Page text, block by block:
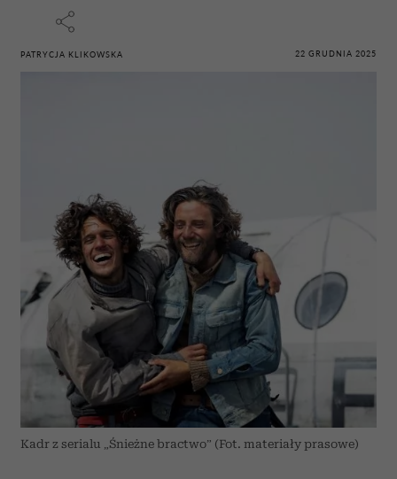
PATRYCJA KLIKOWSKA 22 GRUDNIA 2025
Kadr z serialu „Śnieżne bractwo” (Fot. materiały prasowe)